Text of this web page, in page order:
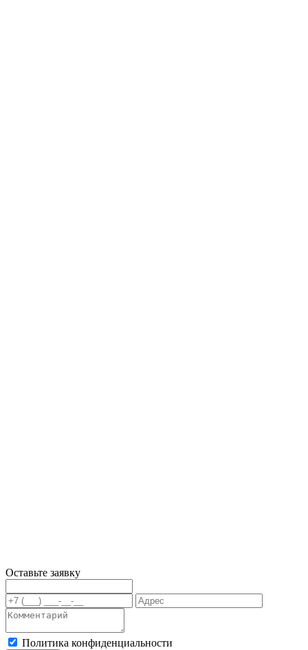
Оставьте заявку
Политика конфиденциальности